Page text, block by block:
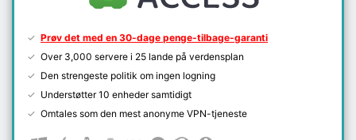
Prøv det med en 30-dage penge-tilbage-garanti
Over 3,000 servere i 25 lande på verdensplan
Den strengeste politik om ingen logning
Understøtter 10 enheder samtidigt
Omtales som den mest anonyme VPN-tjeneste